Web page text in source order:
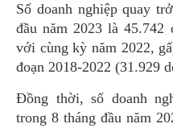
Số doanh nghiệp quay
đầu năm 2023 là 45.742
với cùng kỳ năm 2022,
đoạn 2018-2022 (31.929
Đồng thời, số doanh
trong 8 tháng đầu năm